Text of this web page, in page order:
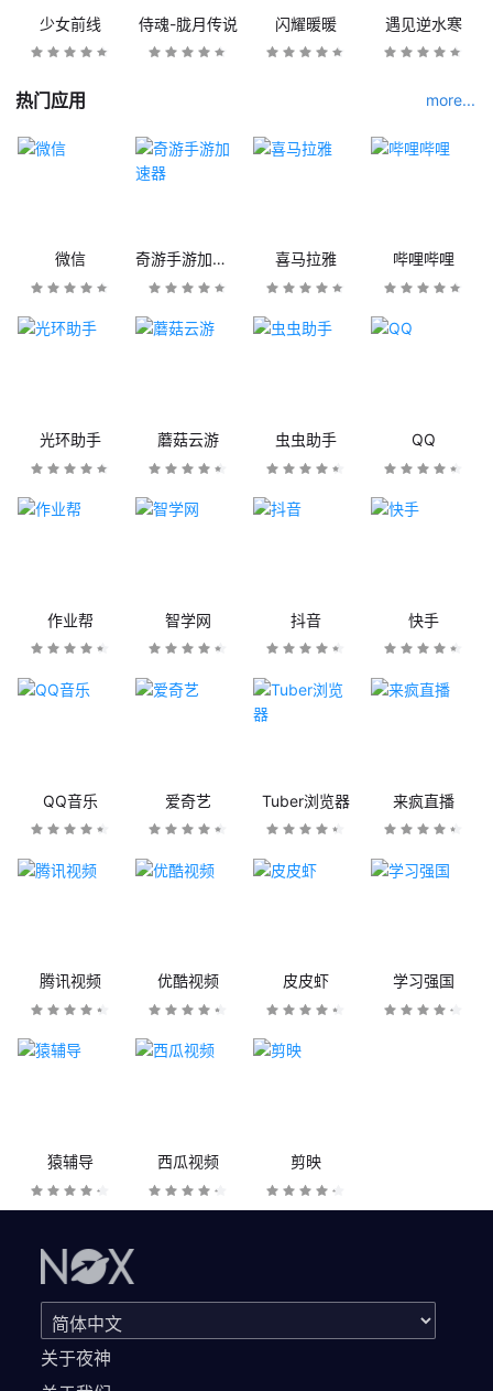
少女前线 侍魂-胧月传说 闪耀暖暖 遇见逆水寒
热门应用 more...
微信 奇游手游加速器 喜马拉雅 哔哩哔哩
光环助手 蘑菇云游 虫虫助手 QQ
作业帮 智学网 抖音 快手
QQ音乐 爱奇艺 Tuber浏览器 来疯直播
腾讯视频 优酷视频 皮皮虾 学习强国
猿辅导 西瓜视频 剪映
关于夜神